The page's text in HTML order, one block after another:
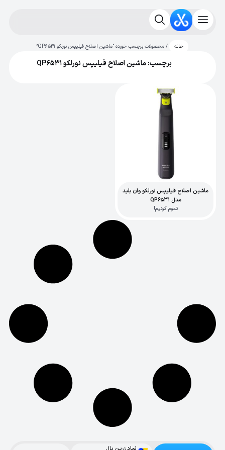
خانه / محصولات برچسب خورده “ماشین اصلاح فیلیپس نورلکو QP6531”
برچسب: ماشین اصلاح فیلیپس نورلکو QP6531
ماشین اصلاح فیلیپس نورلکو وان بلید
مدل QP6531
تموم کردیم!